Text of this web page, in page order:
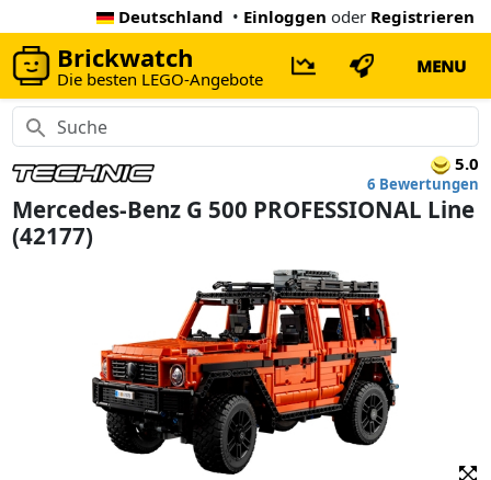
Deutschland • Einloggen oder Registrieren
Brickwatch
Die besten LEGO-Angebote
MENU
5.0
6 Bewertungen
Mercedes-Benz G 500 PROFESSIONAL Line
(42177)